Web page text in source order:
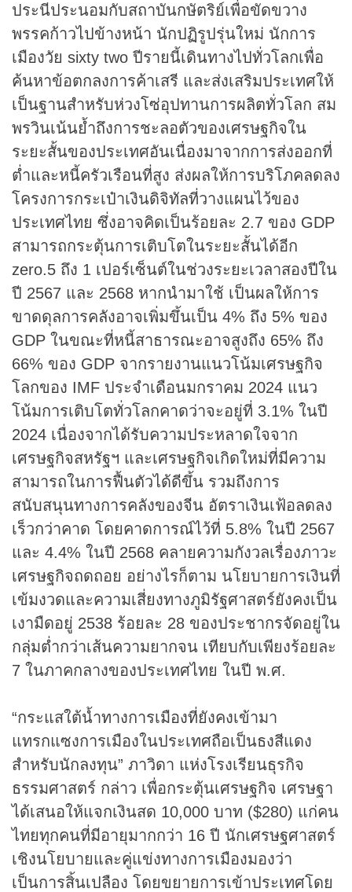
ประนีประนอมกับสถาบันกษัตริย์เพื่อขัดขวาง
พรรคก้าวไปข้างหน้า นักปฏิรูปรุ่นใหม่ นักการ
เมืองวัย sixty two ปีรายนี้เดินทางไปทั่วโลกเพื่อ
ค้นหาข้อตกลงการค้าเสรี และส่งเสริมประเทศให้
เป็นฐานสำหรับห่วงโซ่อุปทานการผลิตทั่วโลก สม
พรวินเน้นย้ำถึงการชะลอตัวของเศรษฐกิจใน
ระยะสั้นของประเทศอันเนื่องมาจากการส่งออกที่
ต่ำและหนี้ครัวเรือนที่สูง ส่งผลให้การบริโภคลดลง
โครงการกระเป๋าเงินดิจิทัลที่วางแผนไว้ของ
ประเทศไทย ซึ่งอาจคิดเป็นร้อยละ 2.7 ของ GDP
สามารถกระตุ้นการเติบโตในระยะสั้นได้อีก
zero.5 ถึง 1 เปอร์เซ็นต์ในช่วงระยะเวลาสองปีใน
ปี 2567 และ 2568 หากนำมาใช้ เป็นผลให้การ
ขาดดุลการคลังอาจเพิ่มขึ้นเป็น 4% ถึง 5% ของ
GDP ในขณะที่หนี้สาธารณะอาจสูงถึง 65% ถึง
66% ของ GDP จากรายงานแนวโน้มเศรษฐกิจ
โลกของ IMF ประจำเดือนมกราคม 2024 แนว
โน้มการเติบโตทั่วโลกคาดว่าจะอยู่ที่ 3.1% ในปี
2024 เนื่องจากได้รับความประหลาดใจจาก
เศรษฐกิจสหรัฐฯ และเศรษฐกิจเกิดใหม่ที่มีความ
สามารถในการฟื้นตัวได้ดีขึ้น รวมถึงการ
สนับสนุนทางการคลังของจีน อัตราเงินเฟ้อลดลง
เร็วกว่าคาด โดยคาดการณ์ไว้ที่ 5.8% ในปี 2567
และ 4.4% ในปี 2568 คลายความกังวลเรื่องภาวะ
เศรษฐกิจถดถอย อย่างไรก็ตาม นโยบายการเงินที่
เข้มงวดและความเสี่ยงทางภูมิรัฐศาสตร์ยังคงเป็น
เงามืดอยู่ 2538 ร้อยละ 28 ของประชากรจัดอยู่ใน
กลุ่มต่ำกว่าเส้นความยากจน เทียบกับเพียงร้อยละ
7 ในภาคกลางของประเทศไทย ในปี พ.ศ.
“กระแสใต้น้ำทางการเมืองที่ยังคงเข้ามา
แทรกแซงการเมืองในประเทศถือเป็นธงสีแดง
สำหรับนักลงทุน” ภาวิดา แห่งโรงเรียนธุรกิจ
ธรรมศาสตร์ กล่าว เพื่อกระตุ้นเศรษฐกิจ เศรษฐา
ได้เสนอให้แจกเงินสด 10,000 บาท ($280) แก่คน
ไทยทุกคนที่มีอายุมากกว่า 16 ปี นักเศรษฐศาสตร์
เชิงนโยบายและคู่แข่งทางการเมืองมองว่า
เป็นการสิ้นเปลือง โดยขยายการเข้าประเทศโดย